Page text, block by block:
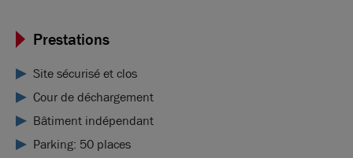
Prestations
Site sécurisé et clos
Cour de déchargement
Bâtiment indépendant
Parking: 50 places